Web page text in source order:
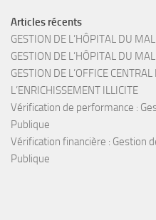
Articles récents
GESTION DE L’HÔPITAL DU MALI
GESTION DE L’HÔPITAL DU MALI
GESTION DE L’OFFICE
L’ENRICHISSEMENT ILLICITE
Vérification de performance :
Publique
Vérification financière : Gestion
Publique